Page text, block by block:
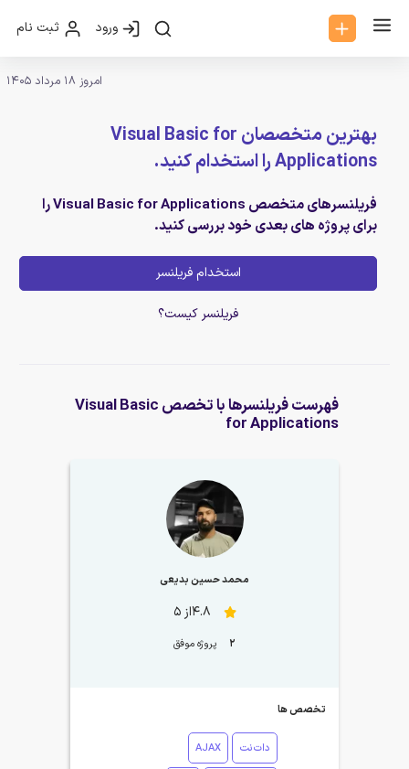
ورود ثبت نام
امروز 18 مرداد 1405
بهترین متخصصان Visual Basic for
Applications را استخدام کنید.
فریلنسرهای متخصص Visual Basic for Applications را
برای پروژه های بعدی خود بررسی کنید.
استخدام فریلنسر
فریلنسر کیست؟
فهرست فریلنسرها با تخصص Visual Basic
for Applications
محمد حسین بدیعی
4.8از 5
2 پروژه موفق
تخصص ها
دات‌نت AJAX